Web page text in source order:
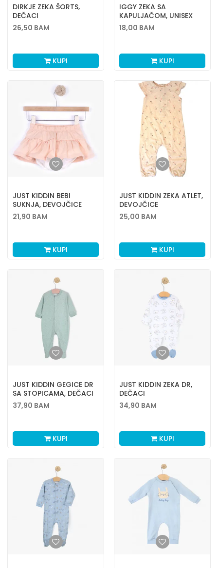
DIRKJE ZEKA ŠORTS,
DEČACI
26,50 BAM
KUPI
IGGY ZEKA SA
KAPULJAČOM, UNISEX
18,00 BAM
KUPI
JUST KIDDIN BEBI
SUKNJA, DEVOJČICE
21,90 BAM
KUPI
JUST KIDDIN ZEKA ATLET,
DEVOJČICE
25,00 BAM
KUPI
JUST KIDDIN GEGICE DR
SA STOPICAMA, DEČACI
37,90 BAM
KUPI
JUST KIDDIN ZEKA DR,
DEČACI
34,90 BAM
KUPI